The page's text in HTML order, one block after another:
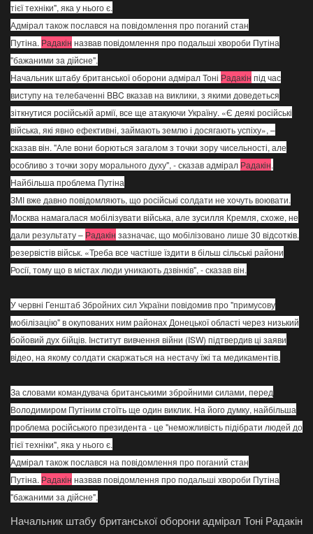
тієї техніки", яка у нього є.
Адмірал також послався на повідомлення про поганий стан
Путіна. Радакін назвав повідомлення про подальші хвороби Путіна
"бажаними за дійсне".
Начальник штабу британської оборони адмірал Тоні Радакін під час
виступу на телебаченні BBC вказав на виклики, з якими доведеться
зіткнутися російській армії, все ще атакуючи Україну. «Є деякі російські
війська, які явно ефективні, займають землю і досягають успіху», –
сказав він. "Але вони борються загалом з точки зору чисельності, але
особливо з точки зору морального духу", - сказав адмірал Радакін.
Найбільша проблема Путіна
ЗМІ вже давно повідомляють, що російські солдати не хочуть воювати.
Москва намагалася мобілізувати війська, але зусилля Кремля, схоже, не
дали результату – Радакін зазначає, що мобілізовано лише 30 відсотків.
резервістів військ. «Треба все частіше їздити в більш сільські райони
Росії, тому що в містах люди уникають дзвінків", - сказав він.
У червні Генштаб Збройних сил України повідомив про "примусову
мобілізацію" в окупованих ним районах Донецької області через низький
бойовий дух бійців. Інститут вивчення війни (ISW) підтвердив ці заяви
відео, на якому солдати скаржаться на нестачу їжі та медикаментів.
За словами командувача британськими збройними силами, перед
Володимиром Путіним стоїть ще один виклик. На його думку, найбільша
проблема російського президента - це "неможливість підібрати людей до
тієї техніки", яка у нього є.
Адмірал також послався на повідомлення про поганий стан
Путіна. Радакін назвав повідомлення про подальші хвороби Путіна
"бажаними за дійсне".
Начальник штабу британської оборони адмірал Тоні Радакін